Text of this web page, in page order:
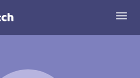
Soluções